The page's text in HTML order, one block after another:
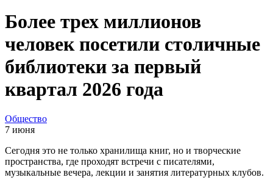
Более трех миллионов
человек посетили столичные
библиотеки за первый
квартал 2026 года
Общество
7 июня
Сегодня это не только хранилища книг, но и творческие
пространства, где проходят встречи с писателями,
музыкальные вечера, лекции и занятия литературных клубов.